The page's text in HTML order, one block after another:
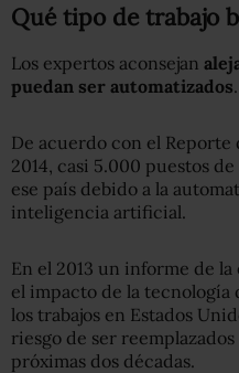
Qué tipo de trabajo
Los expertos aconsejan
puedan ser automatizados.
De acuerdo con el
2014, casi 5.000 puestos
ese país debido a la
inteligencia artificial.
En el 2013 un informe de
el impacto de la tecnología
los trabajos en Estados
riesgo de ser
próximas dos décadas.